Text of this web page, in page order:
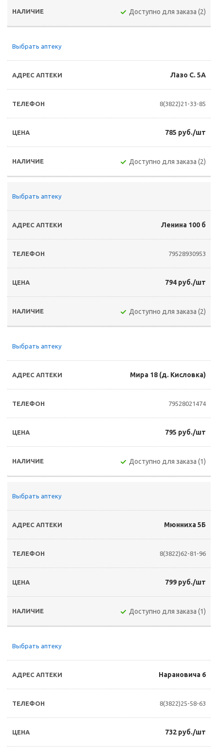
Доступно для заказа (2)
Выбрать аптеку
Лазо С. 5А
8(3822)21-33-85
785 руб./шт
Доступно для заказа (2)
Выбрать аптеку
Ленина 100 б
79528930953
794 руб./шт
Доступно для заказа (2)
Выбрать аптеку
Мира 18 (д. Кисловка)
79528021474
795 руб./шт
Доступно для заказа (1)
Выбрать аптеку
Мюнниха 5Б
8(3822)62-81-96
799 руб./шт
Доступно для заказа (1)
Выбрать аптеку
Нарановича 6
8(3822)25-58-63
732 руб./шт